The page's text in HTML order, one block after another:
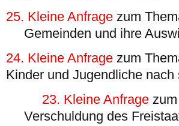
25. Kleine Anfrage zum
Gemeinden und ihre
24. Kleine Anfrage zum
Kinder und Jugendliche
23. Kleine Anfrage
Verschuldung des